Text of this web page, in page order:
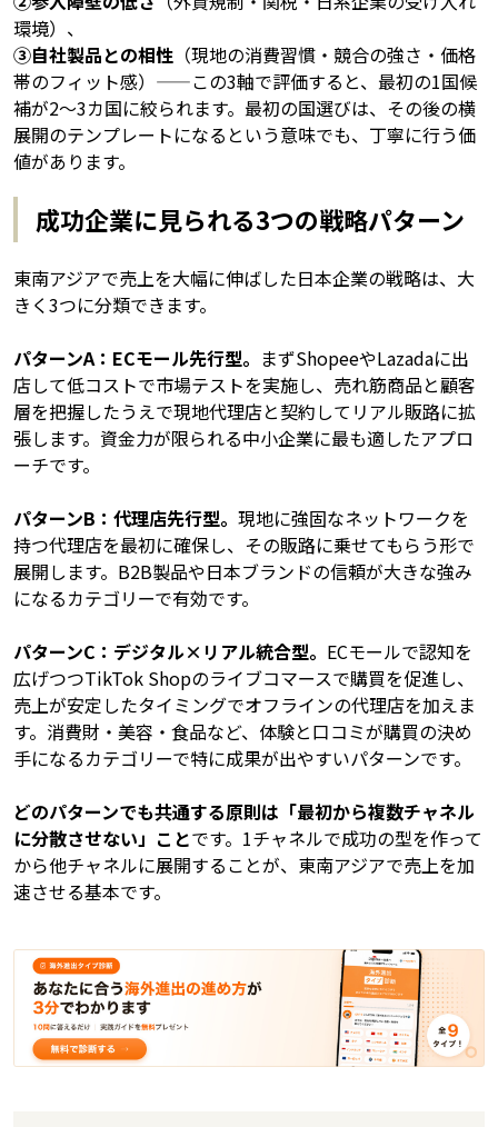
環境）、
③自社製品との相性 （現地の消費習慣・競合の強さ・価格
帯のフィット感）——この3軸で評価すると、最初の1国候
補が2〜3カ国に絞られます。最初の国選びは、その後の横
展開のテンプレートになるという意味でも、丁寧に行う価
値があります。
成功企業に見られる3つの戦略パターン
東南アジアで売上を大幅に伸ばした日本企業の戦略は、大
きく3つに分類できます。
パターンA：ECモール先行型。 まずShopeeやLazadaに出
店して低コストで市場テストを実施し、売れ筋商品と顧客
層を把握したうえで現地代理店と契約してリアル販路に拡
張します。資金力が限られる中小企業に最も適したアプロ
ーチです。
パターンB：代理店先行型。 現地に強固なネットワークを
持つ代理店を最初に確保し、その販路に乗せてもらう形で
展開します。B2B製品や日本ブランドの信頼が大きな強み
になるカテゴリーで有効です。
パターンC：デジタル×リアル統合型。 ECモールで認知を
広げつつTikTok Shopのライブコマースで購買を促進し、
売上が安定したタイミングでオフラインの代理店を加えま
す。消費財・美容・食品など、体験と口コミが購買の決め
手になるカテゴリーで特に成果が出やすいパターンです。
どのパターンでも共通する原則は「最初から複数チャネル
に分散させない」ことです。1チャネルで成功の型を作って
から他チャネルに展開することが、東南アジアで売上を加
速させる基本です。